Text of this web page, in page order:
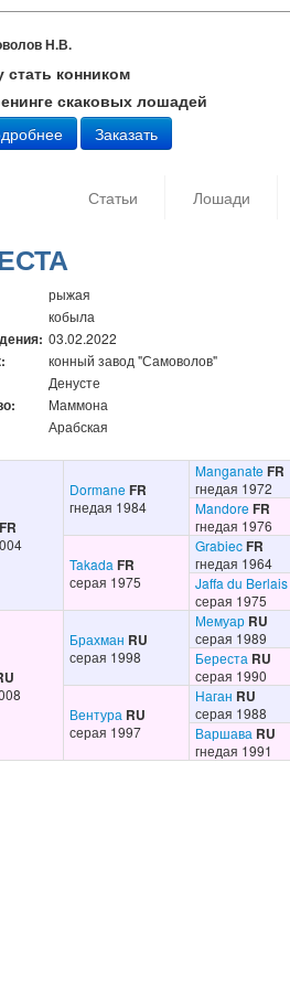
Н.В.
стать конником
скаковых лошадей
Заказать
Статьи Лошади
рыжая
кобыла
03.02.2022
конный завод "Самоволов"
Денусте
Маммона
Арабская
FR
DormaneFR
гнедая 1984
ManganateFR
гнедая 1972
MandoreFR
гнедая 1976
Takada FR
серая 1975
GrabiecFR
гнедая 1964
Jaffa du Berlais
серая 1975
Брахман RU
серая 1998
Мемуар RU
серая 1989
Береста RU
серая 1990
Вентура RU
серая 1997
Наган RU
серая 1988
Варшава RU
гнедая 1991